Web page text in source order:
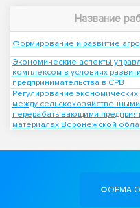
Название
Формирование и развитие
Экономические аспекты
комплексом в условиях
предпринимательства в СРВ
Регулирование
между
перерабатывающими
материалах Воронежской
ФОРМА